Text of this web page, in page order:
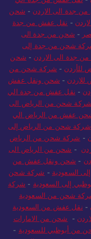
-نقل عفش من جدة الي
جدة الى الاردن- شحن
-نقل عفش من جدة
-شحن من جدة الى
شحن من جدة إلى
جدة الى الاردن-شحن
للأردن-شركة شحن من
-شحن ونقل عفش
-نقل عفش من جدة الي
شحن من الرياض الى
عفش من الرياض الي
شركة شحن من الرياض إلى
- شركة شحن من الرياض
-شحن من الرياض الى
-شحن ونقل عفش من
السعودية-شركة شحن
إلى السعودية-شركة
شحن من السعودية
-نقل عفش من السعودية
-شحن من الامارات